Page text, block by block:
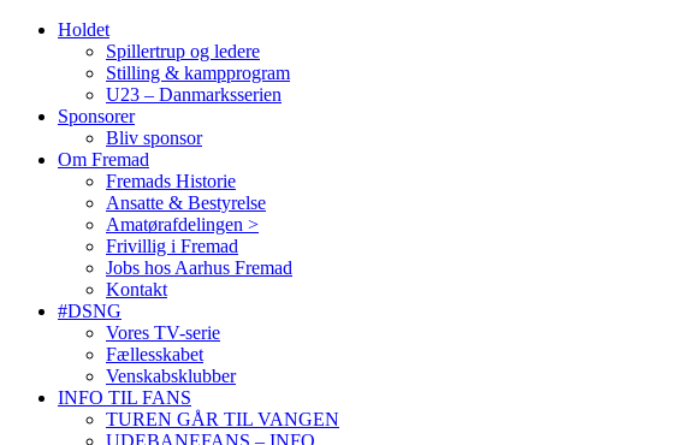
Holdet
Spillertrup og ledere
Stilling & kampprogram
U23 – Danmarksserien
Sponsorer
Bliv sponsor
Om Fremad
Fremads Historie
Ansatte & Bestyrelse
Amatørafdelingen >
Frivillig i Fremad
Jobs hos Aarhus Fremad
Kontakt
#DSNG
Vores TV-serie
Fællesskabet
Venskabsklubber
INFO TIL FANS
TUREN GÅR TIL VANGEN
UDEBANEFANS – INFO